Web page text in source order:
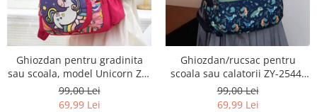
Ghiozdan pentru gradinita
sau scoala, model Unicorn ZY-
2545-1fucsia
99,00 Lei
69,99 Lei
Ghiozdan/rucsac pentru
scoala sau calatorii ZY-2544-
1bleumarin
99,00 Lei
69,99 Lei